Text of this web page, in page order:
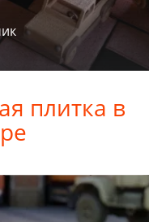
плитка в